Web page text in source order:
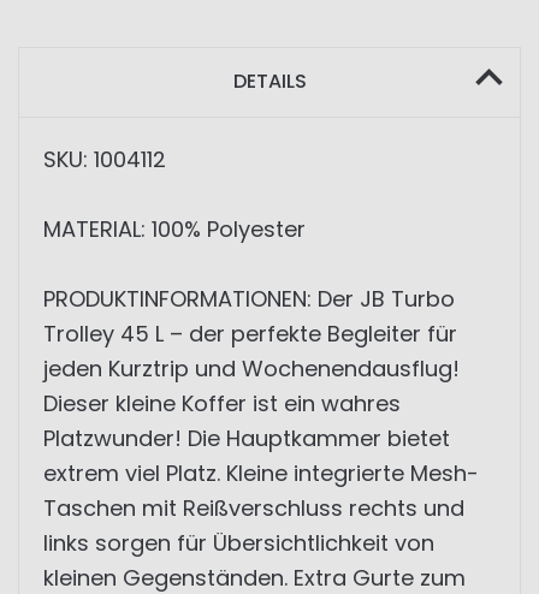
DETAILS
SKU: 1004112
MATERIAL: 100% Polyester
PRODUKTINFORMATIONEN: Der JB Turbo
Trolley 45 L – der perfekte Begleiter für
jeden Kurztrip und Wochenendausflug!
Dieser kleine Koffer ist ein wahres
Platzwunder! Die Hauptkammer bietet
extrem viel Platz. Kleine integrierte Mesh-
Taschen mit Reißverschluss rechts und
links sorgen für Übersichtlichkeit von
kleinen Gegenständen. Extra Gurte zum